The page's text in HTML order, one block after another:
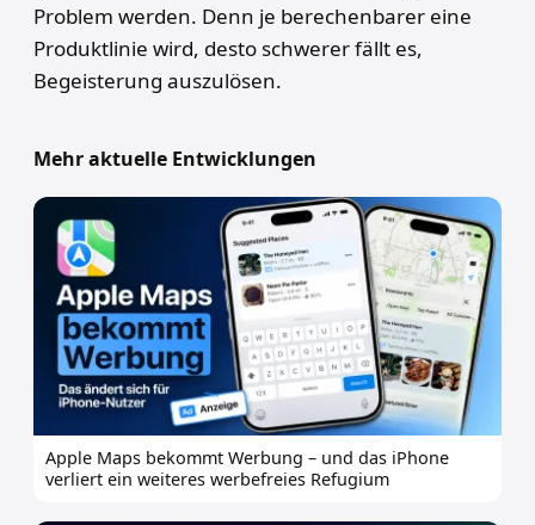
Problem werden. Denn je berechenbarer eine
Produktlinie wird, desto schwerer fällt es,
Begeisterung auszulösen.
Mehr aktuelle Entwicklungen
Apple Maps bekommt Werbung – und das iPhone
verliert ein weiteres werbefreies Refugium